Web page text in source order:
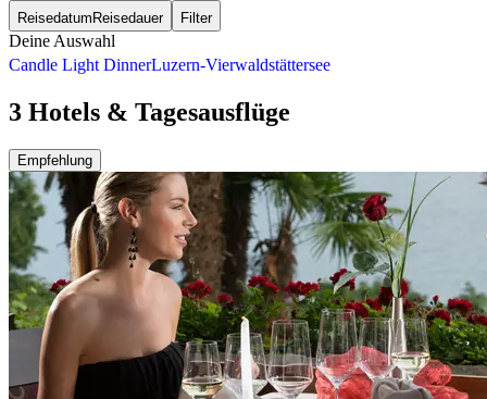
Reisedatum Reisedauer Filter
Deine Auswahl
Candle Light DinnerLuzern-Vierwaldstättersee
3 Hotels & Tagesausflüge
Empfehlung